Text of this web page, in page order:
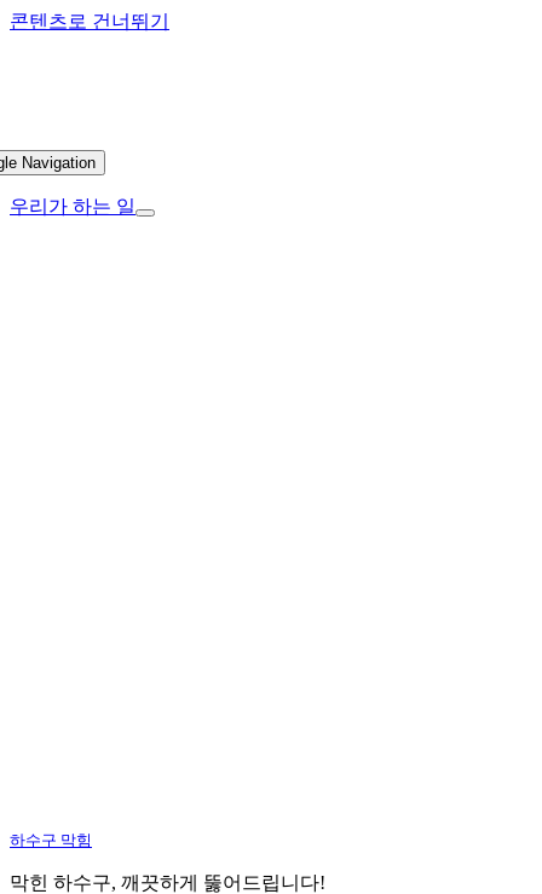
콘텐츠로 건너뛰기
Navigation
우리가 하는 일
하수구 막힘
막힌 하수구, 깨끗하게 뚫어드립니다!